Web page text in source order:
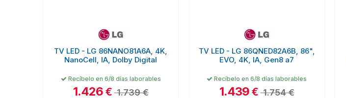
TV LED - LG 86NANO81A6A, 4K,
NanoCell, IA, Dolby Digital
Recíbelo en 6/8 días laborables
1.426 € 1.739 €
TV LED - LG 86QNED82A6B, 86",
EVO, 4K, IA, Gen8 a7
Recíbelo en 6/8 días laborables
1.439 € 1.754 €